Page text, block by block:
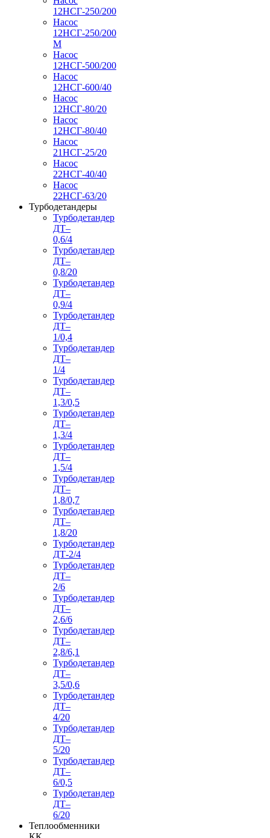
12НСГ-250/200
Насос
12НСГ-250/200
М
Насос
12НСГ-500/200
Насос
12НСГ-600/40
Насос
12НСГ-80/20
Насос
12НСГ-80/40
Насос
21НСГ-25/20
Насос
22НСГ-40/40
Насос
22НСГ-63/20
Турбодетандеры
Турбодетандер
ДТ–
0,6/4
Турбодетандер
ДТ–
0,8/20
Турбодетандер
ДТ–
0,9/4
Турбодетандер
ДТ–
1/0,4
Турбодетандер
ДТ–
1/4
Турбодетандер
ДТ–
1,3/0,5
Турбодетандер
ДТ–
1,3/4
Турбодетандер
ДТ–
1,5/4
Турбодетандер
ДТ–
1,8/0,7
Турбодетандер
ДТ–
1,8/20
Турбодетандер
ДТ-2/4
Турбодетандер
ДТ–
2/6
Турбодетандер
ДТ–
2,6/6
Турбодетандер
ДТ–
2,8/6,1
Турбодетандер
ДТ–
3,5/0,6
Турбодетандер
ДТ–
4/20
Турбодетандер
ДТ–
5/20
Турбодетандер
ДТ–
6/0,5
Турбодетандер
ДТ–
6/20
Теплообменники